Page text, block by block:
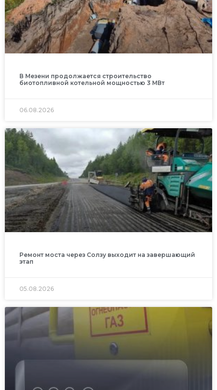
В Мезени продолжается строительство
биотопливной котельной мощностью 3 МВт
06.08.2026
Ремонт моста через Солзу выходит на завершающий
этап
05.08.2026